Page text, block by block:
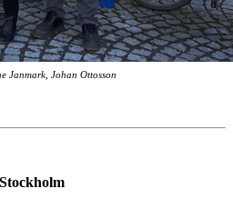
Janmark, Johan Ottosson